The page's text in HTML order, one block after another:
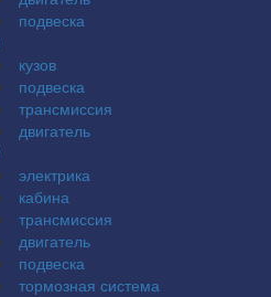
подвеска
кузов
подвеска
трансмиссия
двигатель
электрика
кабина
трансмиссия
двигатель
подвеска
тормозная система